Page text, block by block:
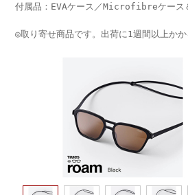
付属品：EVAケース／Microfibreケース
◎取り寄せ商品です。出荷に1週間以上か